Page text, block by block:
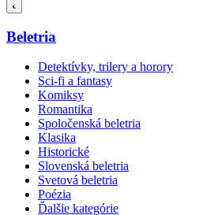
Beletria
Detektívky, trilery a horory
Sci-fi a fantasy
Komiksy
Romantika
Spoločenská beletria
Klasika
Historické
Slovenská beletria
Svetová beletria
Poézia
Ďalšie kategórie